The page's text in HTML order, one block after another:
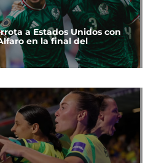
a Estados Unidos con
en la final del